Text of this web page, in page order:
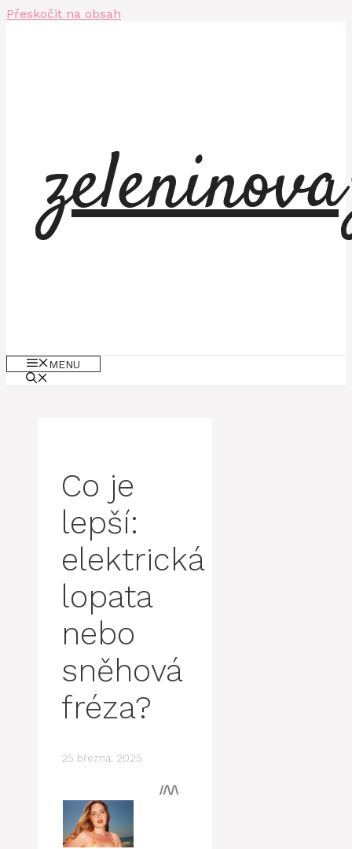
Přeskočit na obsah
MENU
Co je
lepší:
elektrická
lopata
nebo
sněhová
fréza?
25 března, 2025